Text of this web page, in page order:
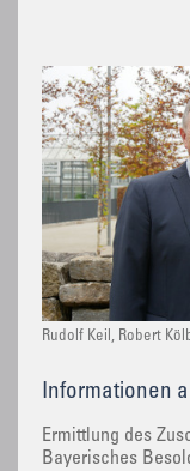
Rudolf Keil, Robert
Informationen
Ermittlung des
Bayerisches